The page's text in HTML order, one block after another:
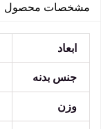
مشخصات محصول
ابعاد
جنس بدنه
وزن